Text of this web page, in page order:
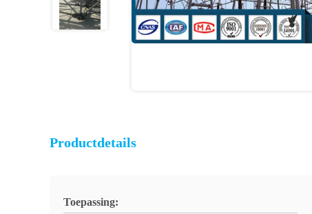
Productdetails
Toepassing: